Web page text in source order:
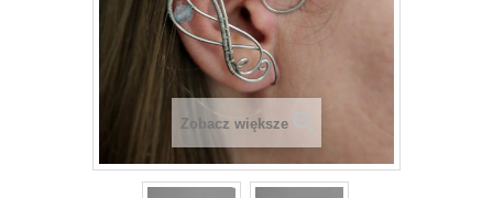
Zobacz większe